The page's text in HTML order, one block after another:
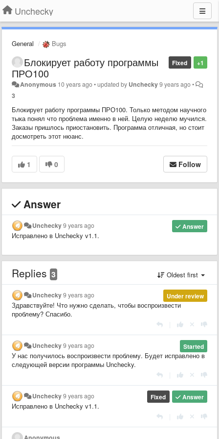
Unchecky
General Bugs
+1
Fixed
​​Блокирует работу программы
ПРО100
Anonymous 10 years ago•updated by Unchecky9 years ago•
3
Блокирует работу программы ПРО100. Только методом научного
тыка понял что проблема именно в ней. Целую неделю мучился.
Заказы пришлось приостановить. Программа отличная, но стоит
досмотреть этот нюанс.
1 0 Follow
Answer
Answer
Unchecky9 years ago
Исправлено в Unchecky v1.1.
Replies 3 Oldest first
Under review
Unchecky9 years ago
Здравствуйте! Что нужно сделать, чтобы воспроизвести
проблему? Спасибо.
Started
Unchecky9 years ago
У нас получилось воспроизвести проблему. Будет исправлено в
следующей версии программы Unchecky.
Answer
Fixed
Unchecky9 years ago
Исправлено в Unchecky v1.1.